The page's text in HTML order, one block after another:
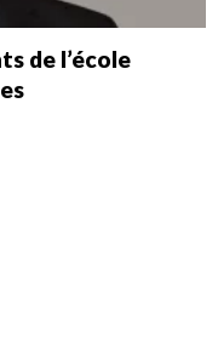
de l’école